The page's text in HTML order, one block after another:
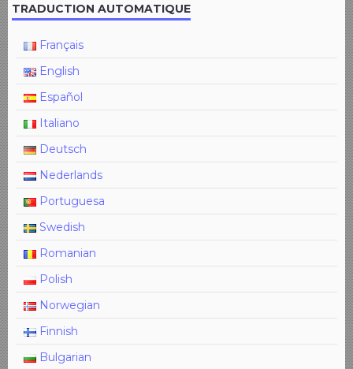
TRADUCTION AUTOMATIQUE
Français
English
Español
Italiano
Deutsch
Nederlands
Portuguesa
Swedish
Romanian
Polish
Norwegian
Finnish
Bulgarian